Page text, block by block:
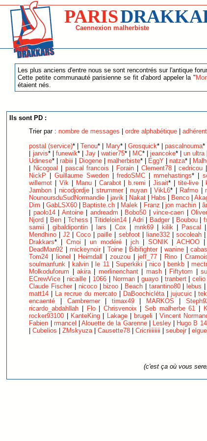
PARIS
Caennexion malherbiste
Les plus anciens d'entre nous se sont rencontrés sur l'antique
Cette petite communauté parisienne se fit d'abord appeler la "
étaient nés.
Ils sont PD :
Trier par :nombre de messages |ordre alphabétique |adhérent
postal (service)* |Tenou* | Mary* | Grosquick* | pascalnouma* |
jarvis* | funewik* | Jay| watier75* | MC* |jeancoke* |un ultra
Udinese* |rabiii Diogene| malherbiste* | EggY| natza* |
Nicogoal pascal francois Forain Clement78|cedricou
NickP |Guillaume Sweden|fredoSMC |mmehastings* |
willemot |Vik Manu| Carabot| b.remi |Jisait* | tite-live|
Jambon
nicodjordje| strummer| nuyan|VikL6* | Rafmo |
NounoursduSudNormandie
javik| Nakat| Habs Benco|
Dim
GabLSX60| Baptiste.ch Malek| Franz |jon machin
paolo14| Antoine| andreadm Bobo50 |vince-caen |
Njord
Ben| Tchess |Titideloin14 Adri Badger Boubou|
samii |gibaldipontin lars |Cox |mnk69 kilik Pascal
Mendhino |J2 |Coco |paille sebfoot| liane332| socoleah|
Drakkars* | Cmoi |un modéré|jch SONIK| ACHOO|
DeadMan92 |mickeynoir Toine| Bibifighter wanine|
Tom24
lionel Heimdall |zouzou |jeff_77 Rino
soulmanfunk
kalvin| le 11|Superkiki nico| benkb
Molkoduforum |akira| merlinenchant| mash| Fiftytom
ECrewVice |nicaille 1066 Norman| guayo| tranbert|
Claude Fischer
nicoco| bizoo Beach| tarantino80| lebus
matt14
La recrue du mercato| DaBoochicléta| jujucuic |
encaenté
Cambremer| timax49| MARKOS
ricardo_abdahllah
Flo| Chrisvenoix |Seb malherbe 61
rocker93100
KanteKing Lakage| brugeli Vincent
Fabien
rmancel |Alouette de la Garenne| Lesley| Hugo B 14
|Cubelios |ZMskyuza|Causette78 |Cricriiiiiiii |seubejr |
(c'est ça où vous